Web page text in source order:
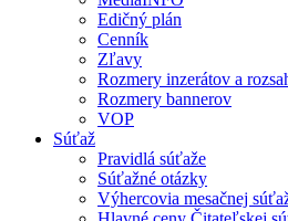
Edičný plán
Cenník
Zľavy
Rozmery inzerátov a
Rozmery bannerov
VOP
Súťaž
Pravidlá súťaže
Súťažné otázky
Výhercovia mesačnej